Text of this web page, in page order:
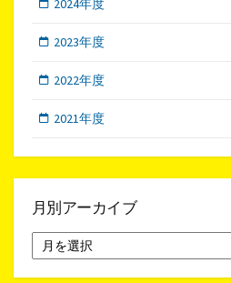
2024年度
2023年度
2022年度
2021年度
月別アーカイブ
別
ア